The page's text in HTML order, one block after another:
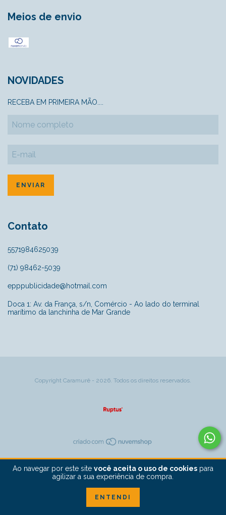
Ao navegar por este site você aceita o uso de cookies para
agilizar a sua experiência de compra.
ENTENDI
Meios de envio
NOVIDADES
RECEBA EM PRIMEIRA MÃO....
Contato
5571984625039
(71) 98462-5039
epppublicidade@hotmail.com
Doca 1: Av. da França, s/n, Comércio - Ao lado do terminal
marítimo da lanchinha de Mar Grande
Copyright Caramurê - 2026. Todos os direitos reservados.